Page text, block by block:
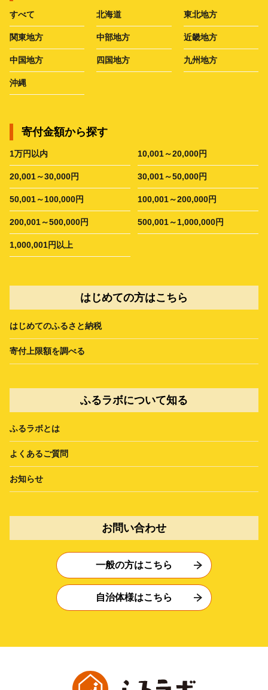
すべて 北海道 東北地方
関東地方 中部地方 近畿地方
中国地方 四国地方 九州地方
沖縄
寄付金額から探す
1万円以内 10,001～20,000円
20,001～30,000円 30,001～50,000円
50,001～100,000円 100,001～200,000円
200,001～500,000円 500,001～1,000,000円
1,000,001円以上
はじめての方はこちら
はじめてのふるさと納税
寄付上限額を調べる
ふるラボについて知る
ふるラボとは
よくあるご質問
お知らせ
お問い合わせ
一般の方はこちら
自治体様はこちら